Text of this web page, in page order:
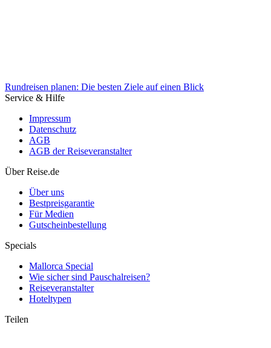
Rundreisen planen: Die besten Ziele auf einen Blick
Rundreisen planen: Die besten Ziele auf einen Blick
Service & Hilfe
Impressum
Datenschutz
AGB
AGB der Reiseveranstalter
Über Reise.de
Über uns
Bestpreisgarantie
Für Medien
Gutscheinbestellung
Specials
Mallorca Special
Wie sicher sind Pauschalreisen?
Reiseveranstalter
Hoteltypen
Teilen